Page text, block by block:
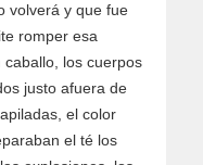
volverá y que fue
romper esa
los cuerpos
justo afuera de
el color
el té los